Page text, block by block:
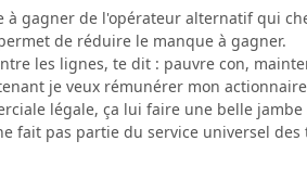
gagner de l'opérateur alternatif qui
de réduire le manque à gagner.
les lignes, te dit : pauvre con,
je veux rémunérer mon
légale, ça lui faire une belle
fait pas partie du service universel des